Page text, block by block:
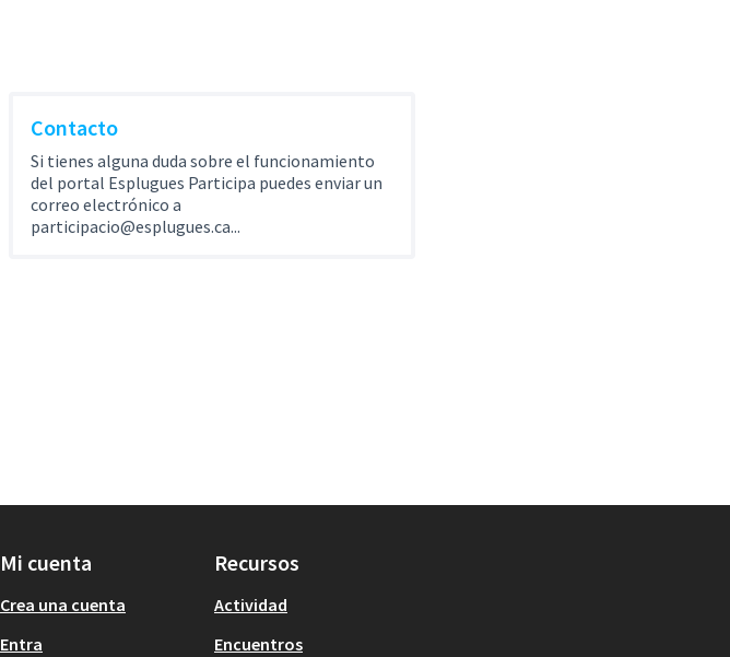
Contacto
Si tienes alguna duda sobre el funcionamiento
del portal Esplugues Participa puedes enviar un
correo electrónico a
participacio@esplugues.ca...
Mi cuenta
Crea una cuenta
Entra
Recursos
Actividad
Encuentros